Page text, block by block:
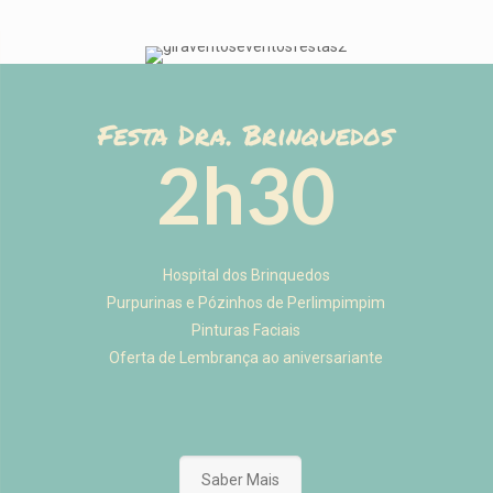
Festa Dra. Brinquedos
2h30
Hospital dos Brinquedos
Purpurinas e Pózinhos de Perlimpimpim
Pinturas Faciais
Oferta de Lembrança ao aniversariante
Saber Mais